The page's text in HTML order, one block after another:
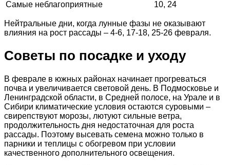
Самые неблагоприятные 10, 24
Нейтральные дни, когда лунные фазы не оказывают
влияния на рост рассады – 4-6, 17-18, 25-26 февраля.
Советы по посадке и уходу
В феврале в южных районах начинает прогреваться
почва и увеличивается световой день. В Подмосковье и
Ленинградской области, в Средней полосе, на Урале и в
Сибири климатические условия остаются суровыми –
свирепствуют морозы, лютуют сильные ветра,
продолжительность дня недостаточная для роста
рассады. Поэтому высевать семена можно только в
парники и теплицы с обогревом при условии
качественного дополнительного освещения.